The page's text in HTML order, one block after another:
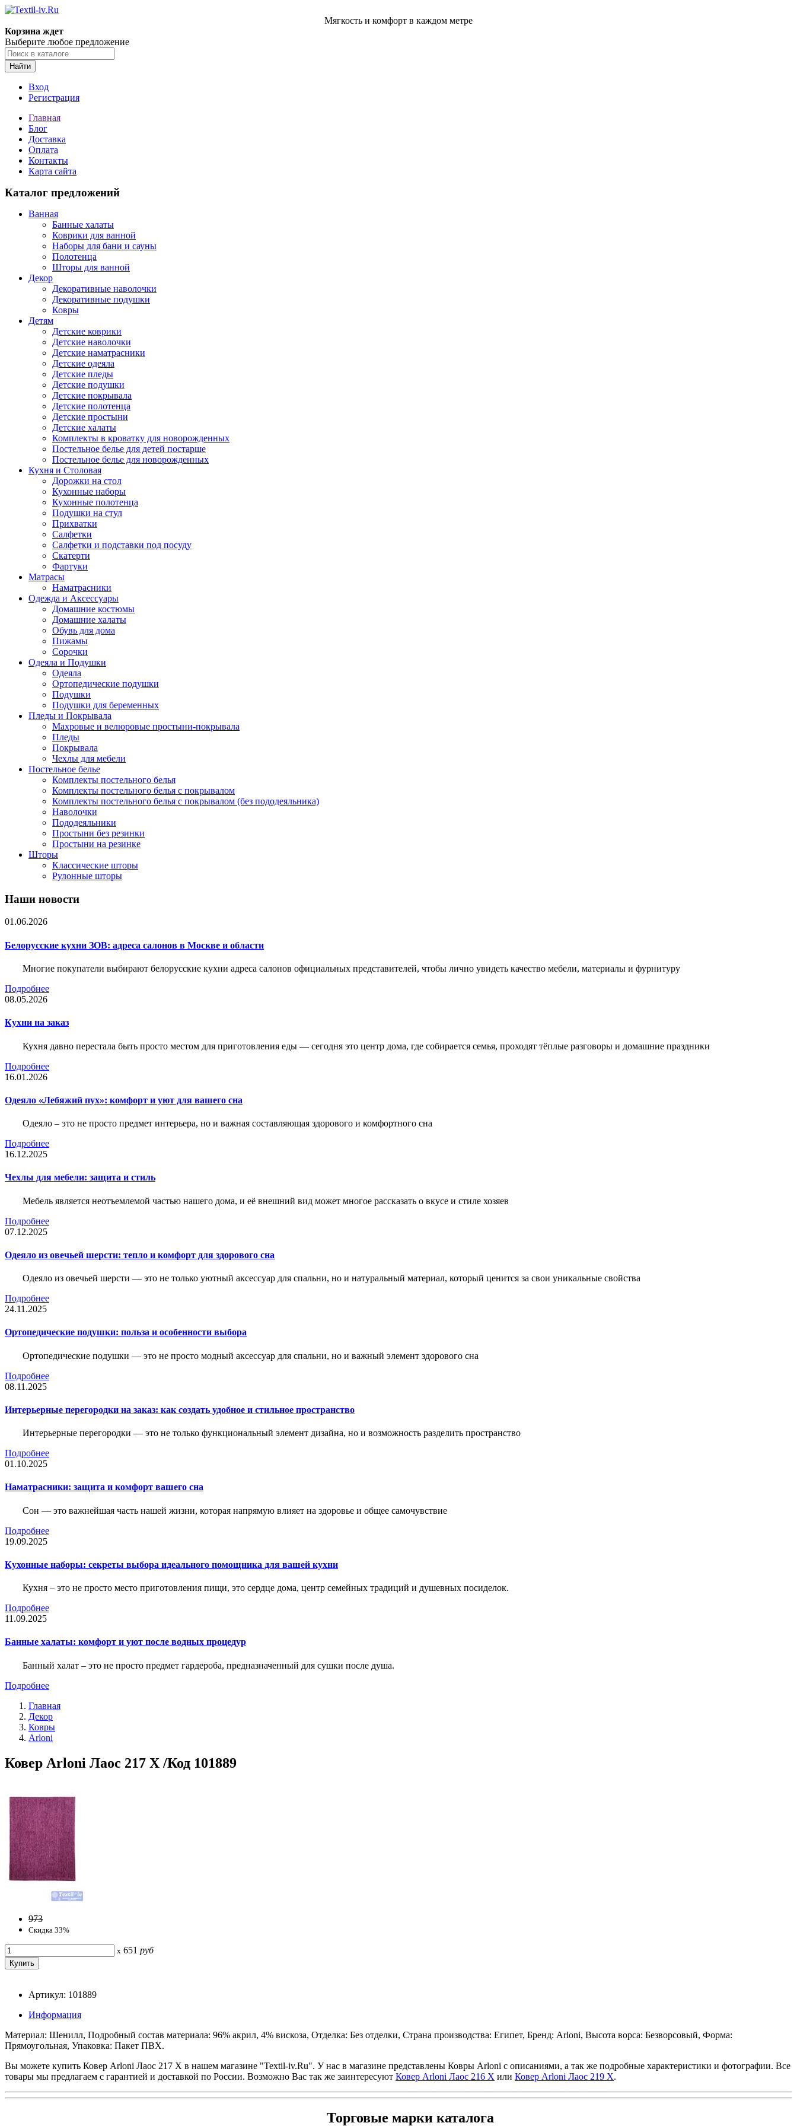
Мягкость и комфорт в каждом метре
Корзина ждет
Выберите любое предложение
Найти
Вход
Регистрация
Главная
Блог
Доставка
Оплата
Контакты
Карта сайта
Каталог предложений
Ванная
Банные халаты
Коврики для ванной
Наборы для бани и сауны
Полотенца
Шторы для ванной
Декор
Декоративные наволочки
Декоративные подушки
Ковры
Детям
Детские коврики
Детские наволочки
Детские наматрасники
Детские одеяла
Детские пледы
Детские подушки
Детские покрывала
Детские полотенца
Детские простыни
Детские халаты
Комплекты в кроватку для новорожденных
Постельное белье для детей постарше
Постельное белье для новорожденных
Кухня и Столовая
Дорожки на стол
Кухонные наборы
Кухонные полотенца
Подушки на стул
Прихватки
Салфетки
Салфетки и подставки под посуду
Скатерти
Фартуки
Матрасы
Наматрасники
Одежда и Аксессуары
Домашние костюмы
Домашние халаты
Обувь для дома
Пижамы
Сорочки
Одеяла и Подушки
Одеяла
Ортопедические подушки
Подушки
Подушки для беременных
Пледы и Покрывала
Махровые и велюровые простыни-покрывала
Пледы
Покрывала
Чехлы для мебели
Постельное белье
Комплекты постельного белья
Комплекты постельного белья с покрывалом
Комплекты постельного белья с покрывалом (без пододеяльника)
Наволочки
Пододеяльники
Простыни без резинки
Простыни на резинке
Шторы
Классические шторы
Рулонные шторы
Наши новости
01.06.2026
Белорусские кухни ЗОВ: адреса салонов в Москве и области
Многие покупатели выбирают белорусские кухни адреса салонов официальных представителей, чтобы лично увидеть качество мебели, материалы и фурнитуру
Подробнее
08.05.2026
Кухни на заказ
Кухня давно перестала быть просто местом для приготовления еды — сегодня это центр дома, где собирается семья, проходят тёплые разговоры и домашние праздники
Подробнее
16.01.2026
Одеяло «Лебяжий пух»: комфорт и уют для вашего сна
Одеяло – это не просто предмет интерьера, но и важная составляющая здорового и комфортного сна
Подробнее
16.12.2025
Чехлы для мебели: защита и стиль
Мебель является неотъемлемой частью нашего дома, и её внешний вид может многое рассказать о вкусе и стиле хозяев
Подробнее
07.12.2025
Одеяло из овечьей шерсти: тепло и комфорт для здорового сна
Одеяло из овечьей шерсти — это не только уютный аксессуар для спальни, но и натуральный материал, который ценится за свои уникальные свойства
Подробнее
24.11.2025
Ортопедические подушки: польза и особенности выбора
Ортопедические подушки — это не просто модный аксессуар для спальни, но и важный элемент здорового сна
Подробнее
08.11.2025
Интерьерные перегородки на заказ: как создать удобное и стильное пространство
Интерьерные перегородки — это не только функциональный элемент дизайна, но и возможность разделить пространство
Подробнее
01.10.2025
Наматрасники: защита и комфорт вашего сна
Сон — это важнейшая часть нашей жизни, которая напрямую влияет на здоровье и общее самочувствие
Подробнее
19.09.2025
Кухонные наборы: секреты выбора идеального помощника для вашей кухни
Кухня – это не просто место приготовления пищи, это сердце дома, центр семейных традиций и душевных посиделок.
Подробнее
11.09.2025
Банные халаты: комфорт и уют после водных процедур
Банный халат – это не просто предмет гардероба, предназначенный для сушки после душа.
Подробнее
Главная
Декор
Ковры
Arloni
Ковер Arloni Лаос 217 X /Код 101889
973
Скидка 33%
x 651 руб
Артикул: 101889
Информация
Материал: Шенилл, Подробный состав материала: 96% акрил, 4% вискоза, Отделка: Без отделки, Страна производства: Египет, Бренд: Arloni, Высота ворса: Безворсовый, Форма:
Прямоугольная, Упаковка: Пакет ПВХ.
Вы можете купить Ковер Arloni Лаос 217 X в нашем магазине "Textil-iv.Ru". У нас в магазине представлены Ковры Arloni с описаниями, а так же подробные характеристики и фотографии. Все
товары мы предлагаем с гарантией и доставкой по России. Возможно Вас так же заинтересуют Ковер Arloni Лаос 216 X или Ковер Arloni Лаос 219 X.
Торговые марки каталога